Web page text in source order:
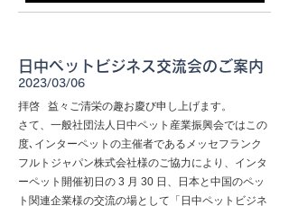
日中ペットビジネス交流会のご案内
2023/03/06
拝啓 益々ご清栄の趣お慶び申し上げます。
さて、⼀般社団法⼈⽇中ペット産業振興会ではこの
度､インターペットの主催者であるメッセフランク
フルトジャパン株式会社様のご協⼒により、インタ
ーペット開催初⽇の 3 ⽉ 30 ⽇、⽇本と中国のペッ
ト関連企業様の交流の場として「⽇中ペットビジネ